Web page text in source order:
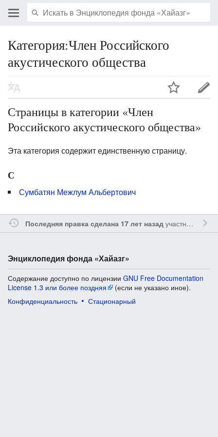
Категория:Член Российского
акустического общества
Страницы в категории «Член
Российского акустического общества»
Эта категория содержит единственную страницу.
С
Сумбатян Межлум Альбертович
Последняя правка сделана 17 лет назадучастником
Энциклопедия фонда «Хайазг»
Содержание доступно по лицензии GNU Free Documentation
License 1.3 или более поздняя
(если не указано иное).
Конфиденциальность
Стационарный